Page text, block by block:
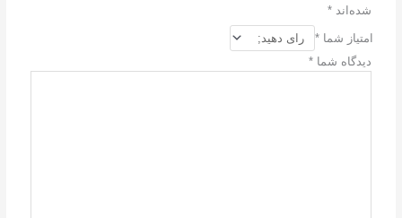
شده‌اند*
امتیاز شما
دیدگاه شما